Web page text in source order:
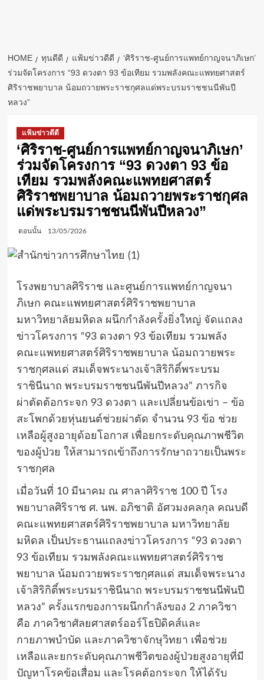
HOME ทุนดีดี แฟ้มข่าวดีดี
‘ศิริราช-ศูนย์การแพทย์กาญจนาภิเษก’
ร่วมจัดโครงการ “93 ดวงตา 93 ข้อเทียม รวมพลังคณะแพทยศาสตร์
ศิริราชพยาบาล น้อมถวายพระราชกุศลแด่พระบรมราชชนนีพันปี
หลวง”
แฟ้มข่าวดีดี
‘ศิริราช-ศูนย์การแพทย์กาญจนาภิเษก’
ร่วมจัดโครงการ “93 ดวงตา 93 ข้อ
เทียม รวมพลังคณะแพทยศาสตร์
ศิริราชพยาบาล น้อมถวายพระราชกุศล
แด่พระบรมราชชนนีพันปีหลวง”
ตอนนั้น 13/05/2026
โรงพยาบาลศิริราช และศูนย์การแพทย์กาญจนา
ภิเษก คณะแพทยศาสตร์ศิริราชพยาบาล
มหาวิทยาลัยมหิดล ผนึกกำลังครั้งยิ่งใหญ่ จัดแถลง
ข่าวโครงการ “93 ดวงตา 93 ข้อเทียม รวมพลัง
คณะแพทยศาสตร์ศิริราชพยาบาล น้อมถวายพระ
ราชกุศลแด่ สมเด็จพระนางเจ้าสิริกิติ์พระบรม
ราชินีนาถ พระบรมราชชนนีพันปีหลวง” ภารกิจ
ผ่าตัดต้อกระจก 93 ดวงตา และเปลี่ยนข้อเข่า – ข้อ
สะโพกด้วยหุ่นยนต์ช่วยผ่าตัด จำนวน 93 ข้อ ช่วย
เหลือผู้สูงอายุด้อยโอกาส เพื่อยกระดับคุณภาพชีวิต
ของผู้ป่วย ให้สามารถเข้าถึงการรักษาถวายเป็นพระ
ราชกุศล
เมื่อวันที่ 10 มีนาคม ณ ศาลาศิริราช 100 ปี โรง
พยาบาลศิริราช ศ. นพ. อภิชาติ อัศวมงคลกุล คณบดี
คณะแพทยศาสตร์ศิริราชพยาบาล มหาวิทยาลัย
มหิดล เป็นประธานแถลงข่าวโครงการ “93 ดวงตา
93 ข้อเทียม รวมพลังคณะแพทยศาสตร์ศิริราช
พยาบาล น้อมถวายพระราชกุศลแด่ สมเด็จพระนาง
เจ้าสิริกิติ์พระบรมราชินีนาถ พระบรมราชชนนีพันปี
หลวง” ครั้งแรกของการผนึกกำลังของ 2 ภาควิชา
คือ ภาควิชาศัลยศาสตร์ออร์โธปิดิคส์และ
กายภาพบำบัด และภาควิชาจักษุวิทยา เพื่อช่วย
เหลือและยกระดับคุณภาพชีวิตของผู้ป่วยสูงอายุที่มี
ปัญหาโรคข้อเสื่อม และโรคต้อกระจก ให้ได้รับ